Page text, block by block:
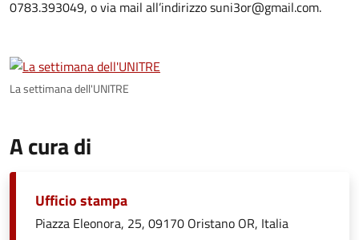
0783.393049, o via mail all’indirizzo suni3or@gmail.com.
La settimana dell'UNITRE
A cura di
Ufficio stampa
Piazza Eleonora, 25, 09170 Oristano OR, Italia